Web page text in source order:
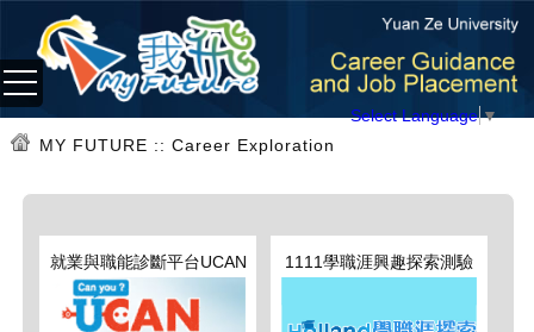
Select Language▼
MY FUTURE :: Career Exploration
就業與職能診斷平台UCAN 1111學職涯興趣探索測驗